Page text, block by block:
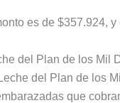
es de $357.924,
del Plan de los Mil
del Plan de los
que